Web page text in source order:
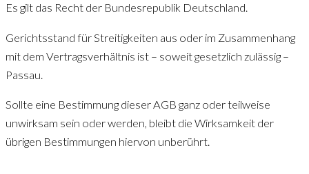
Es gilt das Recht der Bundesrepublik Deutschland.
Gerichtsstand für Streitigkeiten aus oder im Zusammenhang
mit dem Vertragsverhältnis ist – soweit gesetzlich zulässig –
Passau.
Sollte eine Bestimmung dieser AGB ganz oder teilweise
unwirksam sein oder werden, bleibt die Wirksamkeit der
übrigen Bestimmungen hiervon unberührt.